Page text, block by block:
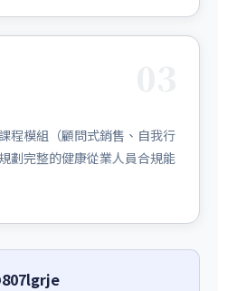
程模組（顧問式銷售、自我行
劃完整的健康從業人員合規能